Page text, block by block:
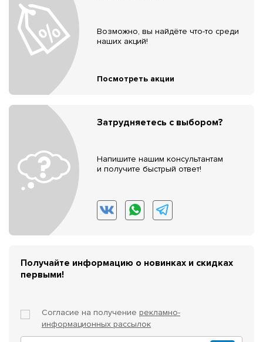
Возможно, вы найдёте что-то среди
наших акций!
Посмотреть акции
Затрудняетесь с выбором?
Напишите нашим консультантам
и получите быстрый ответ!
Получайте информацию о новинках и скидках
первыми!
Согласие на получение рекламно-
информационных рассылок